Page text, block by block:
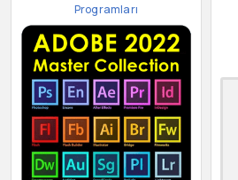
Programları